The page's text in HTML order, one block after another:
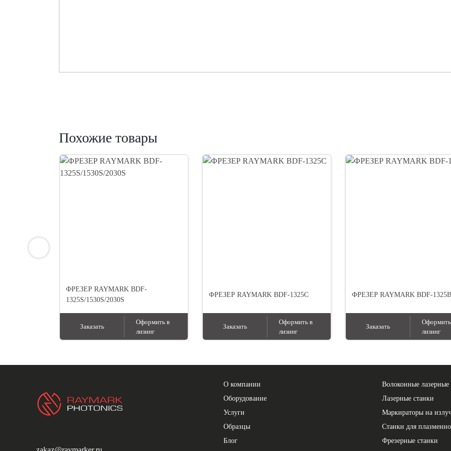
Похожие товары
ФРЕЗЕР RAYMARK BDF-
1325S/1530S/2030S
Заказать
Оформить в
лизинг
ФРЕЗЕР RAYMARK BDF-1325C
Заказать
Оформить в
лизинг
ФРЕЗЕР RAYMARK BDF-1325B
Заказать
лизинг
О компании
Оборудование
Услуги
Образцы
Блог
Волоконные лазерные
Лазерные станки
Маркираторы на
Станки для
Фрезерные станки